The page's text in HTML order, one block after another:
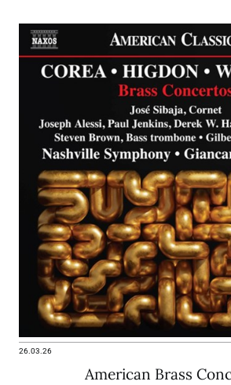
26.03.26
American Brass